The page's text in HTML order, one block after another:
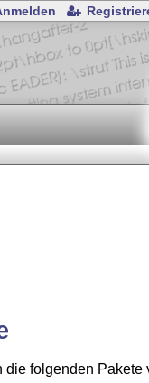
folgenden Pakete